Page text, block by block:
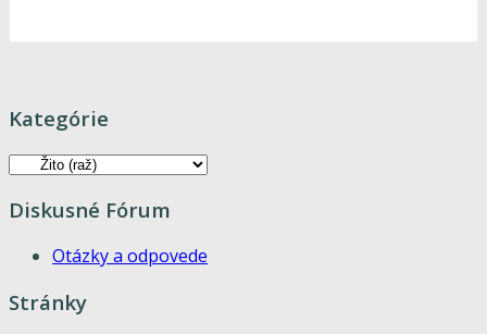
Kategórie
Kategórie
Diskusné Fórum
Otázky a odpovede
Stránky